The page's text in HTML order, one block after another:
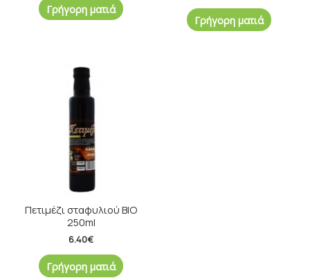
Γρήγορη ματιά
Γρήγορη ματιά
Πετιμέζι σταφυλιού ΒΙΟ
250ml
6.40€
Γρήγορη ματιά